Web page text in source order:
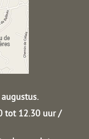
tot 12.30 uur /